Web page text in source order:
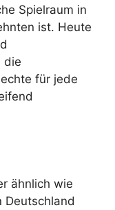
Spielraum in
ist. Heute
die
für jede
ähnlich wie
Deutschland